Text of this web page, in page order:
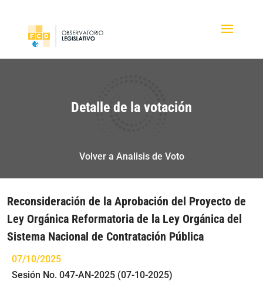
Detalle de la votación
Volver a Analisis de Voto
Reconsideración de la Aprobación del Proyecto de
Ley Orgánica Reformatoria de la Ley Orgánica del
Sistema Nacional de Contratación Pública
07/10/2025
Sesión No. 047-AN-2025 (07-10-2025)